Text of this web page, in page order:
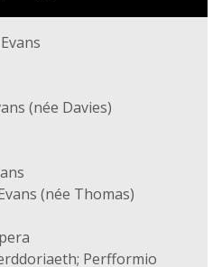
(née Davies)
(née Thomas)
Perfformio